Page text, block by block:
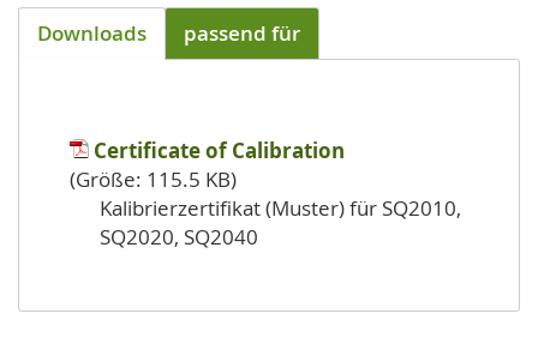
Downloads passend für
Certificate of Calibration
(Größe: 115.5 KB)
Kalibrierzertifikat (Muster) für SQ2010,
SQ2020, SQ2040